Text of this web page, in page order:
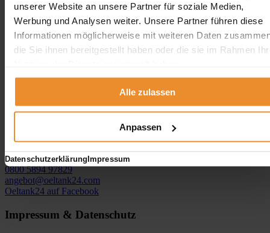
unserer Website an unsere Partner für soziale Medien,
Werbung und Analysen weiter. Unsere Partner führen diese
Informationen möglicherweise mit weiteren Daten
die Sie ihnen bereitgestellt haben oder die sie im Rahmen
Alle zulassen
Anpassen
DatenschutzerklärungImpressum
Klicken Sie hier um Ihre Einstellungen zu bearbeiten.
Wolfgang Schlösser UG (Haftungsbeschränkt)
Neue Kempenerstr. 251
0800 5894 97829
angebot@oeltank24.com
Oeltank24 auf Facebook
Impressum & Datenschutz